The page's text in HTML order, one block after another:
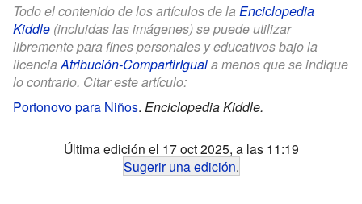
Todo el contenido de los artículos de la Enciclopedia
Kiddle (incluidas las imágenes) se puede utilizar
libremente para fines personales y educativos bajo la
licenciaAtribución-CompartirIguala menos que se indique
lo contrario. Citar este artículo:
Portonovo para Niños. Enciclopedia Kiddle.
Última edición el 17 oct 2025, a las 11:19
Sugerir una edición.